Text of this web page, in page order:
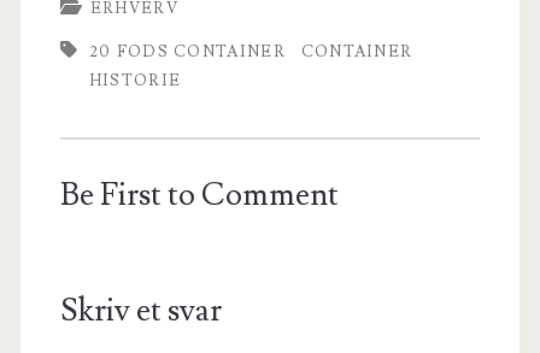
ERHVERV
20 FODS CONTAINER
CONTAINER
HISTORIE
Be First to Comment
Skriv et svar